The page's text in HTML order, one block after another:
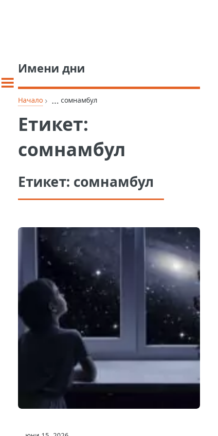
Имени дни
Начало › ... сомнамбул
Етикет:
сомнамбул
Етикет: сомнамбул